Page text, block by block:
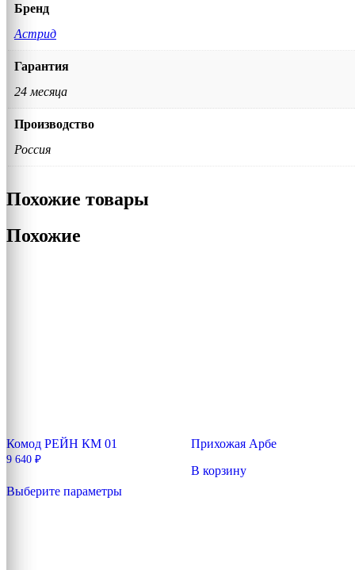
Бренд
Астрид
Гарантия
24 месяца
Производство
Россия
Похожие товары
Похожие
Комод РЕЙН КМ 01
9 640 ₽
Выберите параметры
Прихожая Арбе
В корзину